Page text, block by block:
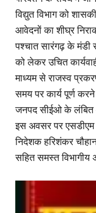
विद्युत विभाग को
आवेदनों का शीघ्र
पश्चात सारंगढ़ के मंडी
को लेकर उचित
माध्यम से राजस्व
समय पर कार्य पूर्ण
जनपद सीईओ के लंबित
इस अवसर पर एसडीएम
निदेशक हरिशंकर
सहित समस्त विभागीय